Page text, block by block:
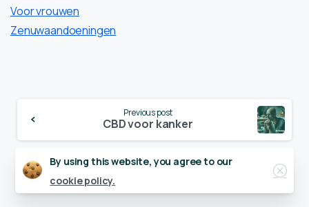
Voor vrouwen
Zenuwaandoeningen
Reading
Previous post
CBD voor kanker
Next post
Basisprincipes – Wat is CBD?
By using this website, you agree to our
cookie policy.
Close